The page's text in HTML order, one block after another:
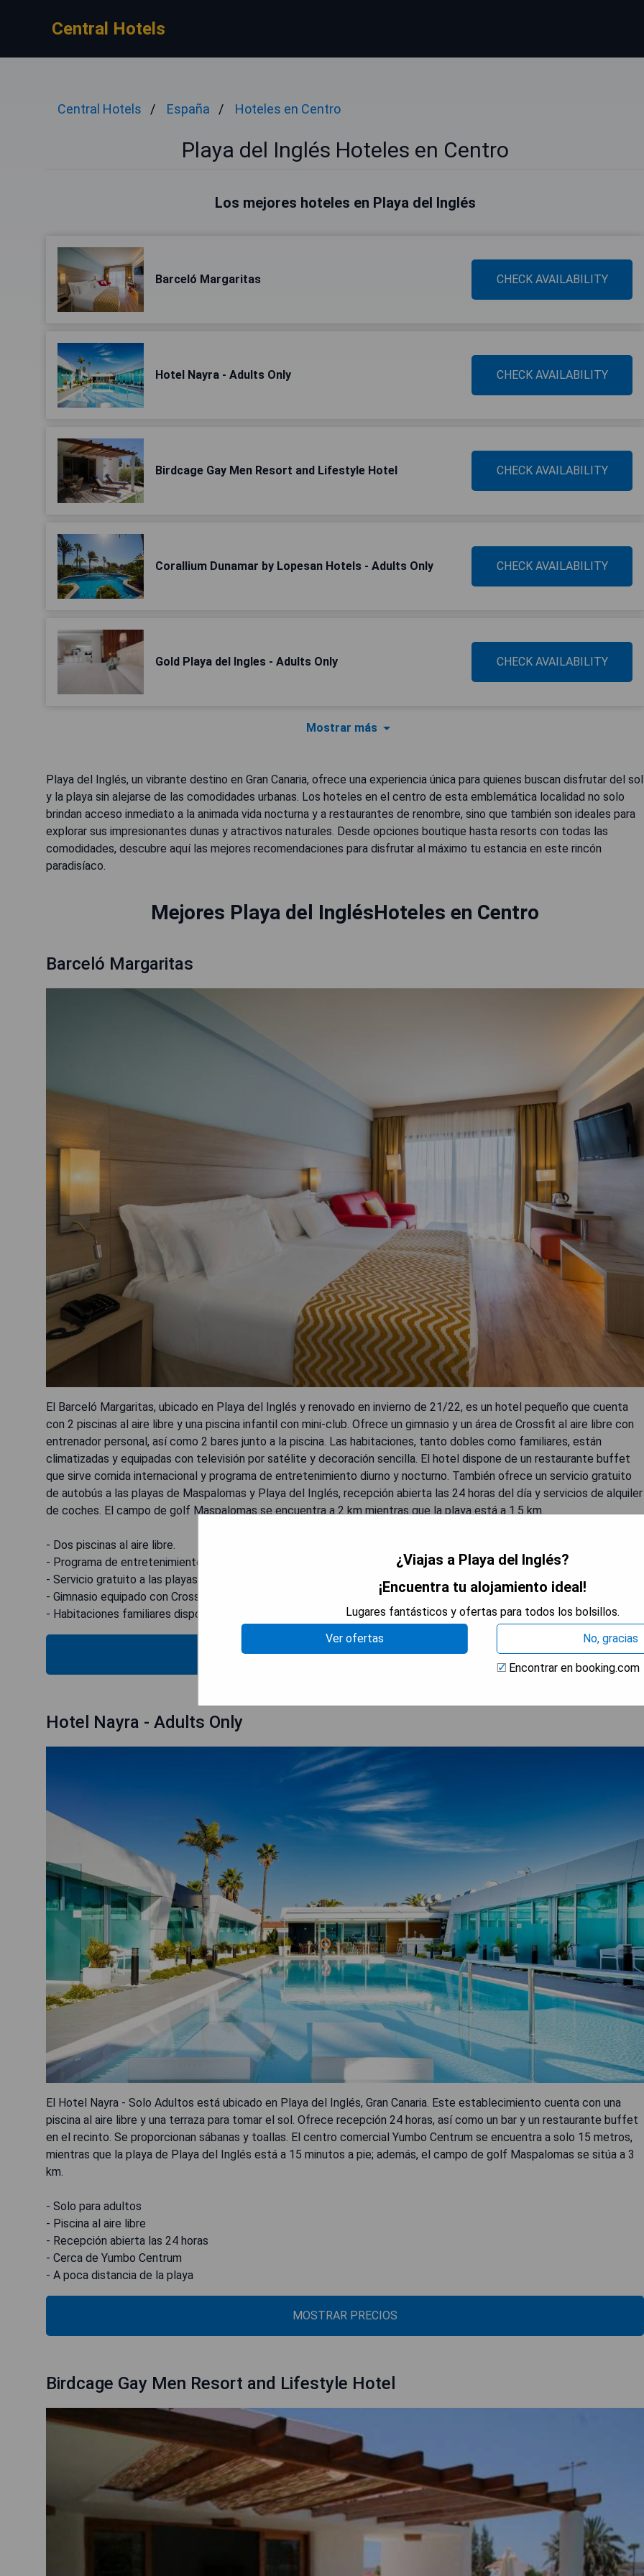
Central Hotels
Central Hotels España Hoteles en Centro
Playa del Inglés Hoteles en Centro
Los mejores hoteles en Playa del Inglés
Barceló Margaritas CHECK AVAILABILITY
Hotel Nayra - Adults Only CHECK AVAILABILITY
Birdcage Gay Men Resort and Lifestyle Hotel CHECK AVAILABILITY
Corallium Dunamar by Lopesan Hotels - Adults Only CHECK AVAILABILITY
Gold Playa del Ingles - Adults Only CHECK AVAILABILITY
Mostrar más
Playa del Inglés, un vibrante destino en Gran Canaria, ofrece una experiencia única para quienes buscan disfrutar del sol
y la playa sin alejarse de las comodidades urbanas. Los hoteles en el centro de esta emblemática localidad no solo
brindan acceso inmediato a la animada vida nocturna y a restaurantes de renombre, sino que también son ideales para
explorar sus impresionantes dunas y atractivos naturales. Desde opciones boutique hasta resorts con todas las
comodidades, descubre aquí las mejores recomendaciones para disfrutar al máximo tu estancia en este rincón
paradisíaco.
Mejores Playa del InglésHoteles en Centro
Barceló Margaritas
El Barceló Margaritas, ubicado en Playa del Inglés y renovado en invierno de 21/22, es un hotel pequeño que cuenta
con 2 piscinas al aire libre y una piscina infantil con mini-club. Ofrece un gimnasio y un área de Crossfit al aire libre con
entrenador personal, así como 2 bares junto a la piscina. Las habitaciones, tanto dobles como familiares, están
climatizadas y equipadas con televisión por satélite y decoración sencilla. El hotel dispone de un restaurante buffet
que sirve comida internacional y programa de entretenimiento diurno y nocturno. También ofrece un servicio gratuito
de autobús a las playas de Maspalomas y Playa del Inglés, recepción abierta las 24 horas del día y servicios de alquiler
de coches. El campo de golf Maspalomas se encuentra a 2 km mientras que la playa está a 1.5 km.
- Dos piscinas al aire libre.
- Programa de entretenimiento diurno y nocturno.
- Servicio gratuito a las playas cercanas.
- Gimnasio equipado con Crossfit al aire libre.
- Habitaciones familiares disponibles.
MOSTRAR PRECIOS
Hotel Nayra - Adults Only
El Hotel Nayra - Solo Adultos está ubicado en Playa del Inglés, Gran Canaria. Este establecimiento cuenta con una
piscina al aire libre y una terraza para tomar el sol. Ofrece recepción 24 horas, así como un bar y un restaurante buffet
en el recinto. Se proporcionan sábanas y toallas. El centro comercial Yumbo Centrum se encuentra a solo 15 metros,
mientras que la playa de Playa del Inglés está a 15 minutos a pie; además, el campo de golf Maspalomas se sitúa a 3
km.
- Solo para adultos
- Piscina al aire libre
- Recepción abierta las 24 horas
- Cerca de Yumbo Centrum
- A poca distancia de la playa
MOSTRAR PRECIOS
Birdcage Gay Men Resort and Lifestyle Hotel
¿Viajas a Playa del Inglés?
¡Encuentra tu alojamiento ideal!
Lugares fantásticos y ofertas para todos los bolsillos.
Ver ofertas
No, gracias
Encontrar en booking.com